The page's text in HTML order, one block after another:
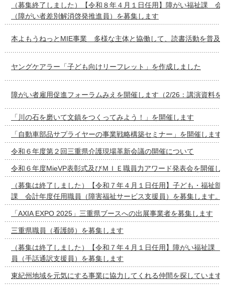
（募集終了しました）【令和８年４月１日任用】障がい福祉課 会
（障がい者差別解消啓発推進員）を募集します
本よもうねっとMIE事業 多様な主体と協働して、読書活動を普及
ヤングケアラー「子ども向けリーフレット」を作成しました
障がい者雇用促進フォーラムみえを開催します（2/26：講演資料を
「川の石を磨いて文鎮をつくってみよう！」を開催します
「自動車部品サプライヤーの事業戦略構築セミナー」を開催します
令和６年度第２回三重県介護現場革新会議の開催について
令和６年度MieVP表彰式及びＭＩＥ職員力アワード発表会を開催し
（募集は終了しました）【令和７年４月１日任用】子ども・福祉
課 会計年度任用職員（障害福祉サービス支援員）を募集します。
「AXIA EXPO 2025」三重県ブースへの出展事業者を募集します
三重県職員（看護師）を募集します
（募集は終了しました）【令和７年４月１日任用】障がい福祉課
員（手話通訳支援員）を募集します
東紀州地域を元気にする事業に協力してくれる仲間を探しています